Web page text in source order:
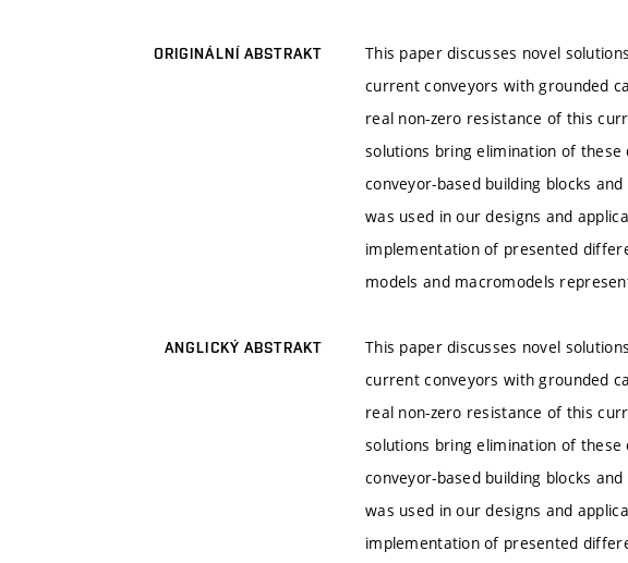
ORIGINÁLNÍ ABSTRAKT
This paper discusses novel
current conveyors with grounded
real non-zero resistance of this
solutions bring elimination of
conveyor-based building blocks
was used in our designs and
implementation of presented
models and macromodels
ANGLICKÝ ABSTRAKT
This paper discusses novel
current conveyors with grounded
real non-zero resistance of this
solutions bring elimination of
conveyor-based building blocks
was used in our designs and
implementation of presented